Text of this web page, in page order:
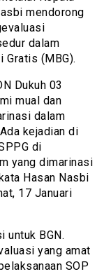
mendorong
dalam
(MBG).
Dukuh 03
mual dan
dalam
kejadian di
di
yang dimarinasi
Hasan Nasbi
17 Januari
untuk BGN.
yang amat
SOP